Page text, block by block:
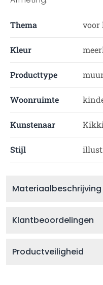
Thema voor
Kleur
Producttype
Woonruimte
Kunstenaar
Stijl
Materiaalbeschrijving
Klantbeoordelingen
Productveiligheid